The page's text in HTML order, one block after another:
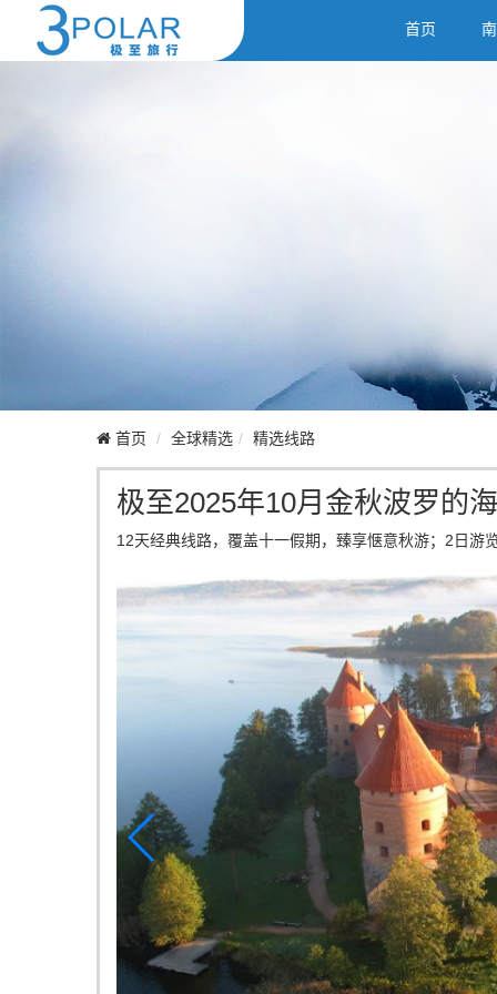
首页
首页 全球精选 精选线路
极至2025年10月金秋波罗的
12天经典线路，覆盖十一假期，臻享惬意秋游；2日